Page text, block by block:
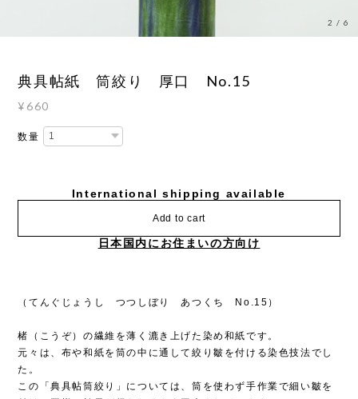
3 /6
典具帖紙 筒絞り 厚口 No.15
¥660
数量
International shipping available
Add to cart
日本国内にお住まいの方向け
（てんぐじょうし つつしぼり あつくち No.15）
楮（こうぞ）の繊維を薄く漉き上げた染め和紙です。
元々は、布や和紙を筒の中に通して絞り皺を付ける染色技法でし
た。
この「典具帖筒絞り」については、筒を使わず手作業で細い皺を